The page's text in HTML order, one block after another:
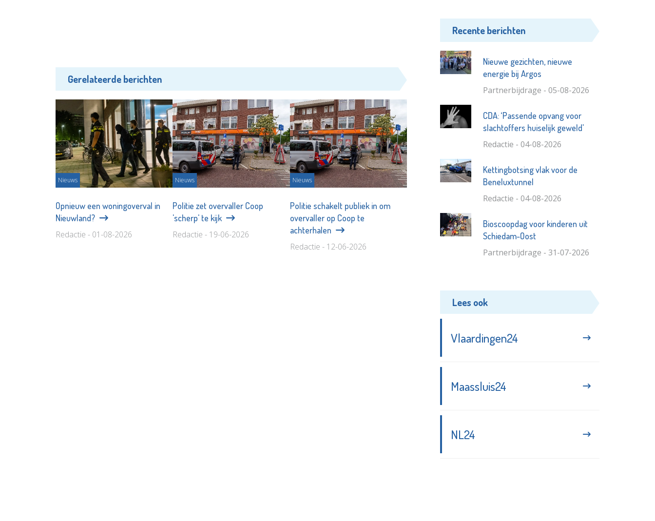
Gerelateerde berichten
Nieuws
Opnieuw een woningoverval in
Nieuwland?
Redactie - 01-08-2026
Nieuws
Politie zet overvaller Coop
'scherp' te kijk
Redactie - 19-06-2026
Nieuws
Politie schakelt publiek in om
overvaller op Coop te
achterhalen
Redactie - 12-06-2026
Recente berichten
Nieuwe gezichten, nieuwe
energie bij Argos
Partnerbijdrage - 05-08-2026
CDA: ‘Passende opvang voor
slachtoffers huiselijk geweld'
Redactie - 04-08-2026
Kettingbotsing vlak voor de
Beneluxtunnel
Redactie - 04-08-2026
Bioscoopdag voor kinderen uit
Schiedam-Oost
Partnerbijdrage - 31-07-2026
Lees ook
Vlaardingen24
Maassluis24
NL24